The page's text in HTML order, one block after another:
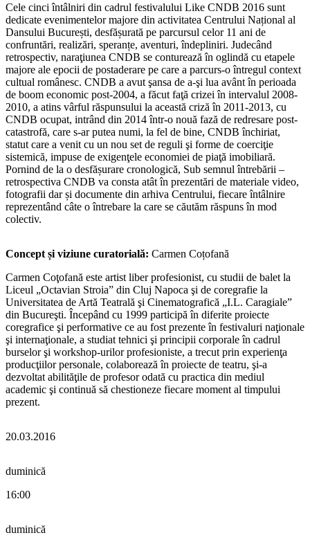
Cele cinci întâlniri din cadrul festivalului Like CNDB 2016 sunt
dedicate evenimentelor majore din activitatea Centrului Național al
Dansului București, desfășurată pe parcursul celor 11 ani de
confruntări, realizări, speranțe, aventuri, îndepliniri. Judecând
retrospectiv, naraţiunea CNDB se conturează în oglindă cu etapele
majore ale epocii de postaderare pe care a parcurs-o întregul context
cultual românesc. CNDB a avut şansa de a-şi lua avânt în perioada
de boom economic post-2004, a făcut faţă crizei în intervalul 2008-
2010, a atins vârful răspunsului la această criză în 2011-2013, cu
CNDB ocupat, intrând din 2014 într-o nouă fază de redresare post-
catastrofă, care s-ar putea numi, la fel de bine, CNDB închiriat,
statut care a venit cu un nou set de reguli şi forme de coerciţie
sistemică, impuse de exigenţele economiei de piaţă imobiliară.
Pornind de la o desfășurare cronologică, Sub semnul întrebării –
retrospectiva CNDB va consta atât în prezentări de materiale video,
fotografii dar și documente din arhiva Centrului, fiecare întâlnire
reprezentând câte o întrebare la care se căutăm răspuns în mod
colectiv.
Concept și viziune curatorială: Carmen Coțofană
Carmen Coţofană este artist liber profesionist, cu studii de balet la
Liceul „Octavian Stroia” din Cluj Napoca şi de coregrafie la
Universitatea de Artă Teatrală şi Cinematografică „I.L. Caragiale”
din Bucureşti. Începând cu 1999 participă în diferite proiecte
coregrafice şi performative ce au fost prezente în festivaluri naţionale
şi internaţionale, a studiat tehnici şi principii corporale în cadrul
burselor şi workshop-urilor profesioniste, a trecut prin experienţa
producţiilor personale, colaborează în proiecte de teatru, şi-a
dezvoltat abilităţile de profesor odată cu practica din mediul
academic şi continuă să chestioneze fiecare moment al timpului
prezent.
20.03.2016
duminică
16:00
duminică